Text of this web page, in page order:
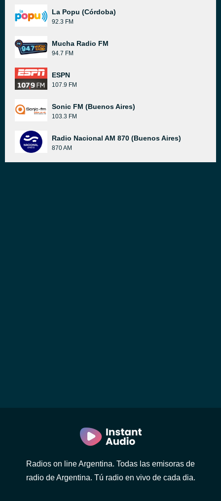
La Popu (Córdoba)
92.3 FM
Mucha Radio FM
94.7 FM
ESPN
107.9 FM
Sonic FM (Buenos Aires)
103.3 FM
Radio Nacional AM 870 (Buenos Aires)
870 AM
Radios on line Argentina. Todas las emisoras de
radio de Argentina. Tú radio en vivo de cada dia.